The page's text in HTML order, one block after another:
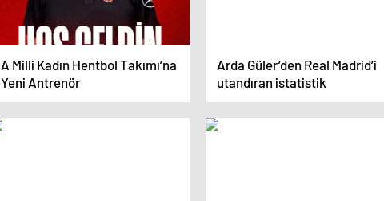
A Milli Kadın Hentbol Takımı’na
Yeni Antrenör
Arda Güler’den Real Madrid’i
utandıran istatistik